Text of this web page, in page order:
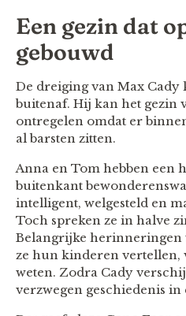
Een gezin dat
gebouwd
De dreiging van Max Cady
buitenaf. Hij kan het gezin
ontregelen omdat er
al barsten zitten.
Anna en Tom hebben een
buitenkant
intelligent, welgesteld en
Toch spreken ze in halve
Belangrijke herinneringen
ze hun kinderen vertellen,
weten. Zodra Cady
verzwegen geschiedenis in